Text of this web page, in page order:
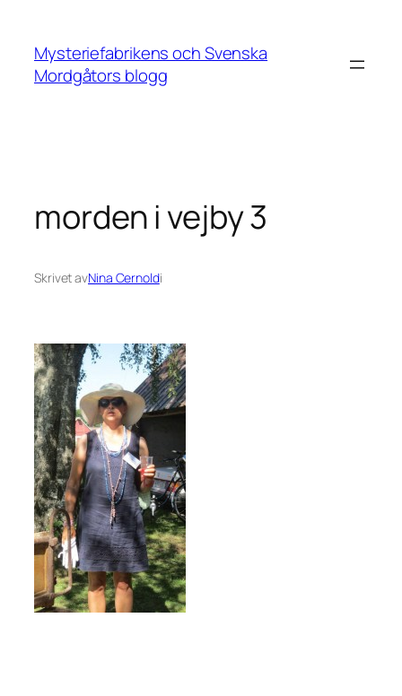
innehåll
Mysteriefabrikens och Svenska
Mordgåtors blogg
morden i vejby 3
Skrivet avNina Cernoldi